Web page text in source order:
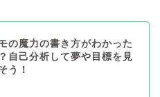
の魔力の書き方がわかった
自己分析して夢や目標を見
う！